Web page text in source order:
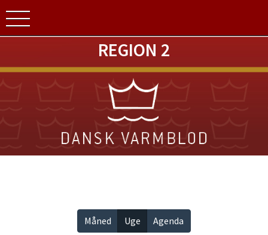
REGION 2
Måned Uge Agenda